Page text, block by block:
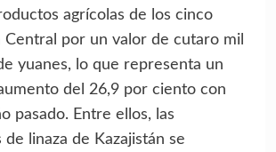
agrícolas de los cinco
Central por un valor de cutaro mil
yuanes, lo que representa un
del 26,9 por ciento con
pasado. Entre ellos, las
linaza de Kazajistán se